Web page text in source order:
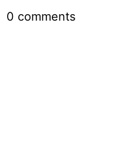
0 comments